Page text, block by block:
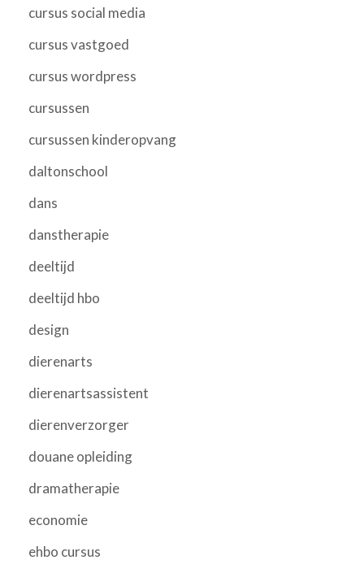
cursus social media
cursus vastgoed
cursus wordpress
cursussen
cursussen kinderopvang
daltonschool
dans
danstherapie
deeltijd
deeltijd hbo
design
dierenarts
dierenartsassistent
dierenverzorger
douane opleiding
dramatherapie
economie
ehbo cursus